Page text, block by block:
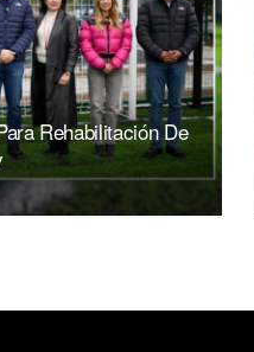
Rehabilitación De